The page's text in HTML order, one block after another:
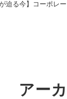
迫る今】コーポレ
アー